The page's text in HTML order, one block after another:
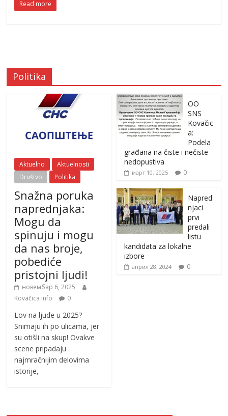
Read more
Politika
Aktuelno
Aktuelnosti
Društvo
Politika
Snažna poruka
naprednjaka:
Mogu da
spinuju i mogu
da nas broje,
pobediće
pristojni ljudi!
новембар 6, 2025
Kovačica info
0
Lov na ljude u 2025?
Snimaju ih po ulicama, jer
su otišli na skup! Ovakve
scene pripadaju
najmračnijim delovima
istorije,
OO
SNS
Kovačic
a:
Podela
građana na čiste i nečiste
nedopustiva
март 10, 2025 0
Napred
njaci
prvi
predali
listu
kandidata za lokalne
izbore
април 28, 2024 0